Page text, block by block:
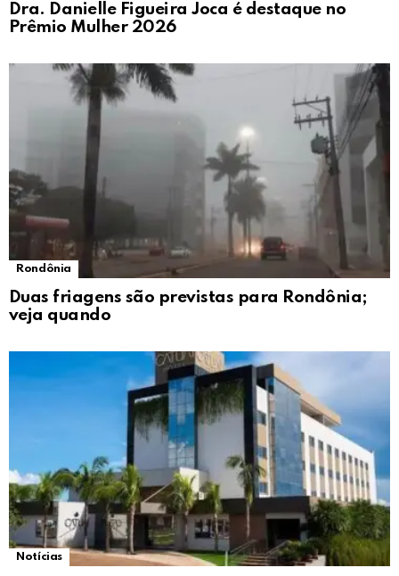
Dra. Danielle Figueira Joca é destaque no
Prêmio Mulher 2026
Rondônia
Duas friagens são previstas para Rondônia;
veja quando
Notícias